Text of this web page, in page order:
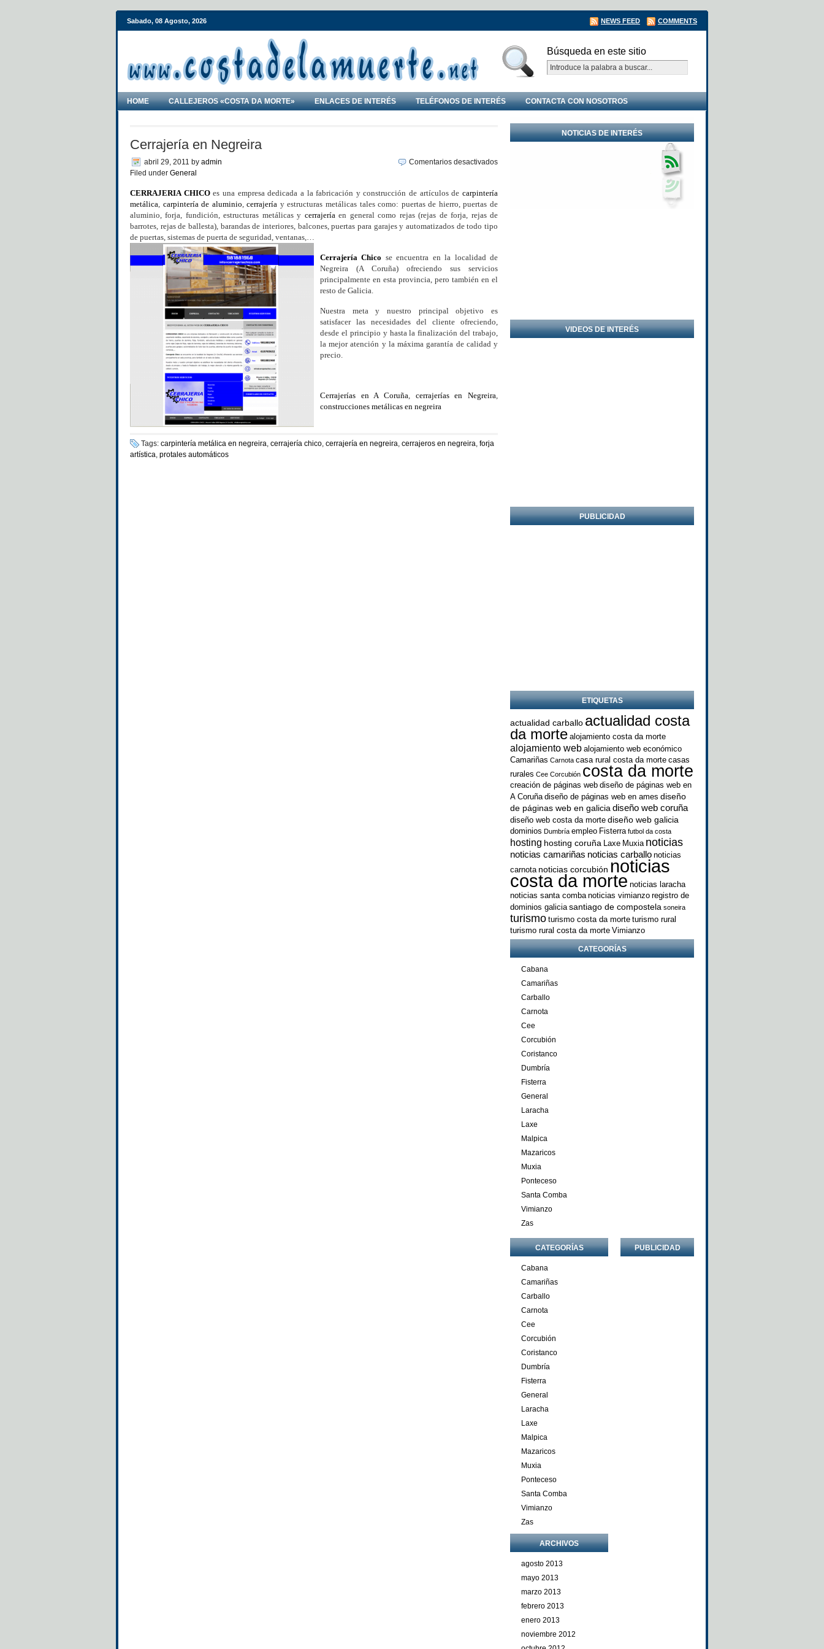
Sabado, 08 Agosto, 2026 NEWS FEED COMMENTS
Búsqueda en este sitio
HOME CALLEJEROS «COSTA DA MORTE» ENLACES DE INTERÉS TELÉFONOS DE INTERÉS CONTACTA CON NOSOTROS
Cerrajería en Negreira
abril 29, 2011 by admin
Filed under General
Comentarios desactivadosen
Negreira
CERRAJERIA CHICOes una empresa dedicada a la fabricación y construcción de artículos decarpintería
metálica, carpintería de aluminio,cerrajería y estructuras metálicas tales como: puertas de hierro, puertas de
aluminio, forja, fundición, estructuras metálicas y cerrajeríaen general como rejas (rejas de forja, rejas de
barrotes, rejas de ballesta), barandas de interiores, balcones, puertas para garajes y automatizados de todo tipo
de puertas, sistemas de puerta de seguridad, ventanas,…
Cerrajería Chico se encuentra en la localidad de
Negreira (A Coruña) ofreciendo sus servicios
principalmente en esta provincia, pero también en el
resto de Galicia.
Nuestra meta y nuestro principal objetivo es
satisfacer las necesidades del cliente ofreciendo,
desde el principio y hasta la finalización del trabajo,
la mejor atención y la máxima garantía de calidad y
precio.
Cerrajerías en A Coruña, cerrajerías en Negreira,
construcciones metálicas en negreira
Tags: carpintería metálica en negreira, cerrajería chico, cerrajería en negreira, cerrajeros en negreira, forja
artística, protales automáticos
NOTICIAS DE INTERÉS
VIDEOS DE INTERÉS
PUBLICIDAD
ETIQUETAS
actualidad carballo actualidad costa
da morte alojamiento costa da morte
alojamiento web alojamiento web económico
Camariñas Carnota casa rural costa da morte casas
rurales Cee Corcubión costa da morte
creación de páginas web diseño de páginas web en
A Coruña diseño de páginas web en ames diseño
de páginas web en galicia diseño web coruña
diseño web costa da morte diseño web galicia
dominios Dumbría empleo Fisterra futbol da costa
hosting hosting coruña Laxe Muxia noticias
noticias camariñas noticias carballo noticias
carnota noticias corcubión noticias
costa da morte noticias laracha
noticias santa comba noticias vimianzo registro de
dominios galicia santiago de compostela soneira
turismo turismo costa da morte turismo rural
turismo rural costa da morte Vimianzo
CATEGORÍAS
Cabana
Camariñas
Carballo
Carnota
Cee
Corcubión
Coristanco
Dumbría
Fisterra
General
Laracha
Laxe
Malpica
Mazaricos
Muxia
Ponteceso
Santa Comba
Vimianzo
Zas
CATEGORÍAS
Cabana
Camariñas
Carballo
Carnota
Cee
Corcubión
Coristanco
Dumbría
Fisterra
General
Laracha
Laxe
Malpica
Mazaricos
Muxia
Ponteceso
Santa Comba
Vimianzo
Zas
ARCHIVOS
agosto 2013
mayo 2013
marzo 2013
febrero 2013
enero 2013
noviembre 2012
PUBLICIDAD